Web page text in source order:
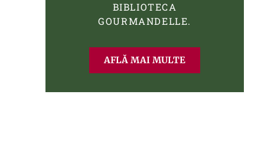
BIBLIOTECA
GOURMANDELLE.
AFLĂ MAI MULTE